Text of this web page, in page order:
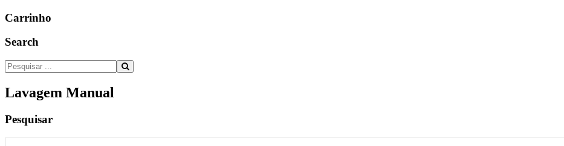
Carrinho
Search
Lavagem Manual
Pesquisar